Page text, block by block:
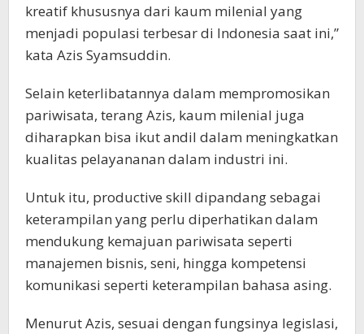
kreatif khususnya dari kaum milenial yang
menjadi populasi terbesar di Indonesia saat ini,”
kata Azis Syamsuddin.
Selain keterlibatannya dalam mempromosikan
pariwisata, terang Azis, kaum milenial juga
diharapkan bisa ikut andil dalam meningkatkan
kualitas pelayananan dalam industri ini.
Untuk itu, productive skill dipandang sebagai
keterampilan yang perlu diperhatikan dalam
mendukung kemajuan pariwisata seperti
manajemen bisnis, seni, hingga kompetensi
komunikasi seperti keterampilan bahasa asing.
Menurut Azis, sesuai dengan fungsinya legislasi,